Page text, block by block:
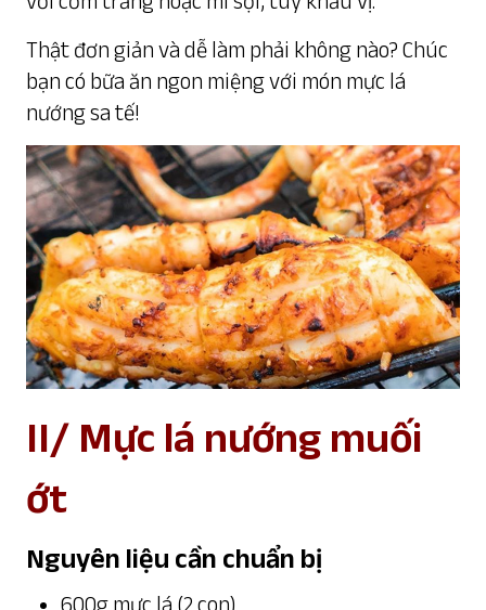
Thật đơn giản và dễ làm phải không nào? Chúc
bạn có bữa ăn ngon miệng với món mực lá
nướng sa tế!
II/ Mực lá nướng muối
ớt
Nguyên liệu cần chuẩn bị
600g mực lá (2 con)